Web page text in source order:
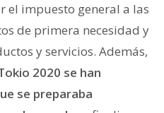
el impuesto general a las
de primera necesidad y
y servicios. Además,
2020 se han
se preparaba